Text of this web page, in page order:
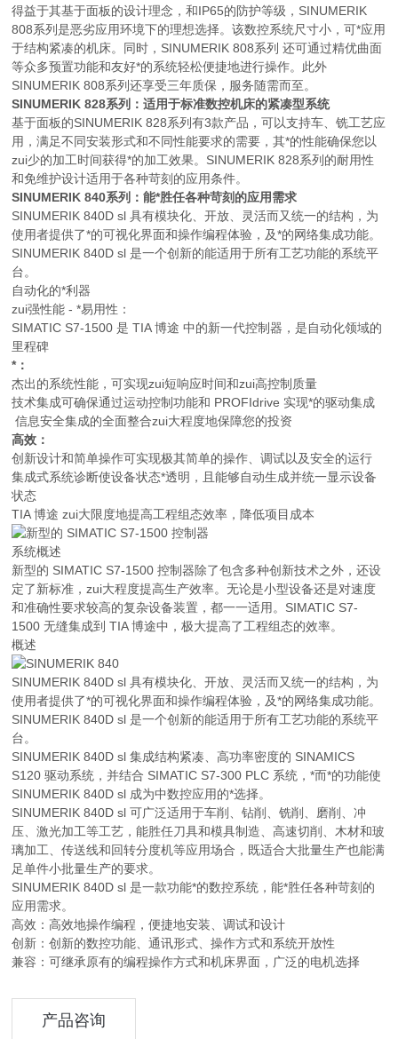
得益于其基于面板的设计理念，和IP65的防护等级，SINUMERIK
808系列是恶劣应用环境下的理想选择。该数控系统尺寸小，可*应用
于结构紧凑的机床。同时，SINUMERIK 808系列 还可通过精优曲面
等众多预置功能和友好*的系统轻松便捷地进行操作。此外
SINUMERIK 808系列还享受三年质保，服务随需而至。
SINUMERIK 828系列：适用于标准数控机床的紧凑型系统
基于面板的SINUMERIK 828系列有3款产品，可以支持车、铣工艺应
用，满足不同安装形式和不同性能要求的需要，其*的性能确保您以
zui少的加工时间获得*的加工效果。SINUMERIK 828系列的耐用性
和免维护设计适用于各种苛刻的应用条件。
SINUMERIK 840系列：能*胜任各种苛刻的应用需求
SINUMERIK 840D sl 具有模块化、开放、灵活而又统一的结构，为
使用者提供了*的可视化界面和操作编程体验，及*的网络集成功能。
SINUMERIK 840D sl 是一个创新的能适用于所有工艺功能的系统平
台。
自动化的*利器
zui强性能 - *易用性：
SIMATIC S7-1500 是 TIA 博途 中的新一代控制器，是自动化领域的
里程碑
*：
杰出的系统性能，可实现zui短响应时间和zui高控制质量
技术集成可确保通过运动控制功能和 PROFIdrive 实现*的驱动集成
信息安全集成的全面整合zui大程度地保障您的投资
高效：
创新设计和简单操作可实现极其简单的操作、调试以及安全的运行
集成式系统诊断使设备状态*透明，且能够自动生成并统一显示设备
状态
TIA 博途 zui大限度地提高工程组态效率，降低项目成本
系统概述
新型的 SIMATIC S7-1500 控制器除了包含多种创新技术之外，还设
定了新标准，zui大程度提高生产效率。无论是小型设备还是对速度
和准确性要求较高的复杂设备装置，都一一适用。SIMATIC S7-
1500 无缝集成到 TIA 博途中，极大提高了工程组态的效率。
概述
SINUMERIK 840D sl 具有模块化、开放、灵活而又统一的结构，为
使用者提供了*的可视化界面和操作编程体验，及*的网络集成功能。
SINUMERIK 840D sl 是一个创新的能适用于所有工艺功能的系统平
台。
SINUMERIK 840D sl 集成结构紧凑、高功率密度的 SINAMICS
S120 驱动系统，并结合 SIMATIC S7-300 PLC 系统，*而*的功能使
SINUMERIK 840D sl 成为中数控应用的*选择。
SINUMERIK 840D sl 可广泛适用于车削、钻削、铣削、磨削、冲
压、激光加工等工艺，能胜任刀具和模具制造、高速切削、木材和玻
璃加工、传送线和回转分度机等应用场合，既适合大批量生产也能满
足单件小批量生产的要求。
SINUMERIK 840D sl 是一款功能*的数控系统，能*胜任各种苛刻的
应用需求。
高效：高效地操作编程，便捷地安装、调试和设计
创新：创新的数控功能、通讯形式、操作方式和系统开放性
兼容：可继承原有的编程操作方式和机床界面，广泛的电机选择
产品咨询